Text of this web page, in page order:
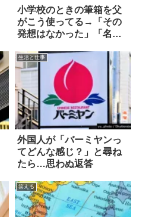
小学校のときの筆箱を父
がこう使ってる→「その
発想はなかった」「名案
生活と仕事
外国人が「バーミヤンっ
てどんな感じ？」と尋ね
たら…思わぬ返答
笑える